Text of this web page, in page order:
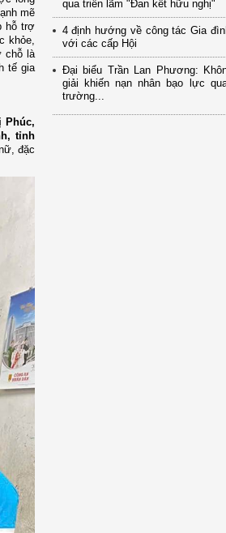
mẽ
hỗ trợ
khỏe,
chỗ là
tế gia
Phúc,
tỉnh
đặc
qua triển lãm "Đan kết hữu nghị"
4 định hướng về công tác Gia
với các cấp Hội
Đại biểu Trần Lan Phương:
giải khiến nạn nhân bạo lực
trường...